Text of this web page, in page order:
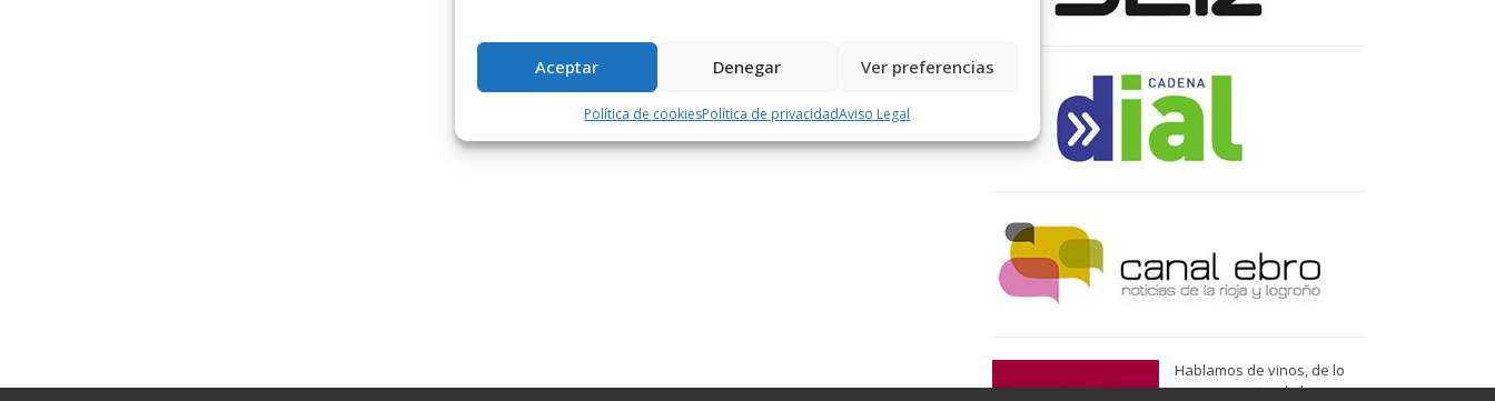
Aceptar Denegar Ver preferencias
Política de cookiesPolítica de privacidadAviso Legal
Hablamos de vinos, de lo
que nos gusta, de lo que